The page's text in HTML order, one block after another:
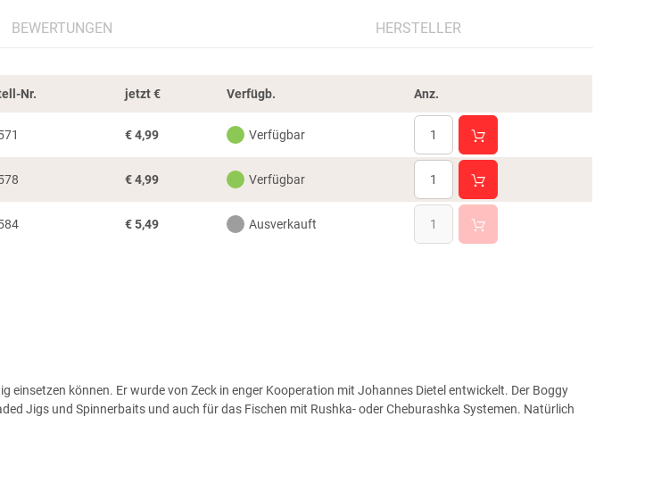
BEWERTUNGEN HERSTELLER
Nr. jetzt€ Verfügb. Anz.
€4,99 Verfügbar
€4,99 Verfügbar
€5,49 Ausverkauft
können. Er wurde von Zeck in enger Kooperation mit Johannes Dietel entwickelt. Der Boggy
Jigs und Spinnerbaits und auch für das Fischen mit Rushka- oder Cheburashka Systemen. Natürlich